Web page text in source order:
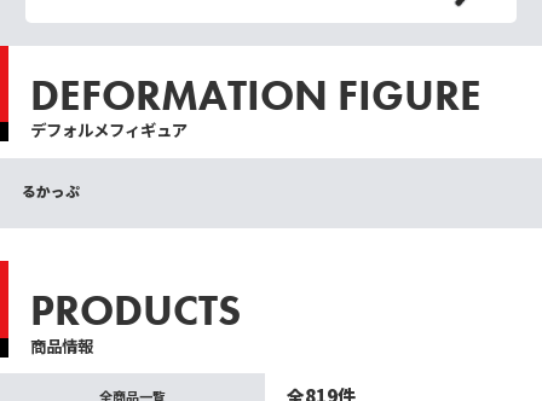
DEFORMATION FIGURE
デフォルメフィギュア
るかっぷ
PRODUCTS
商品情報
全商品一覧 全819件